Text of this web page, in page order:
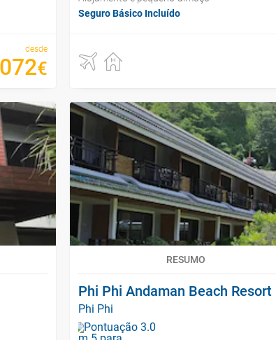
desde
€
Seguro Básico Incluído
RESUMO
Phi Phi Andaman Beach Resort
Phi Phi